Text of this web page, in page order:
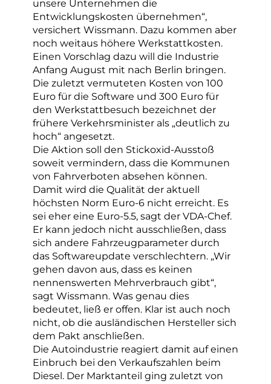
unsere Unternehmen die
Entwicklungskosten übernehmen“,
versichert Wissmann. Dazu kommen aber
noch weitaus höhere Werkstattkosten.
Einen Vorschlag dazu will die Industrie
Anfang August mit nach Berlin bringen.
Die zuletzt vermuteten Kosten von 100
Euro für die Software und 300 Euro für
den Werkstattbesuch bezeichnet der
frühere Verkehrsminister als „deutlich zu
hoch“ angesetzt.
Die Aktion soll den Stickoxid-Ausstoß
soweit vermindern, dass die Kommunen
von Fahrverboten absehen können.
Damit wird die Qualität der aktuell
höchsten Norm Euro-6 nicht erreicht. Es
sei eher eine Euro-5.5, sagt der VDA-Chef.
Er kann jedoch nicht ausschließen, dass
sich andere Fahrzeugparameter durch
das Softwareupdate verschlechtern. „Wir
gehen davon aus, dass es keinen
nennenswerten Mehrverbrauch gibt“,
sagt Wissmann. Was genau dies
bedeutet, ließ er offen. Klar ist auch noch
nicht, ob die ausländischen Hersteller sich
dem Pakt anschließen.
Die Autoindustrie reagiert damit auf einen
Einbruch bei den Verkaufszahlen beim
Diesel. Der Marktanteil ging zuletzt von